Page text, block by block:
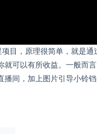
目，原理很简单，就是通
就可以有所收益。一般而
播间，加上图片引导小铃